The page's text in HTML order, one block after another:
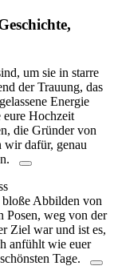
um sie in starre
der Trauung, das
Energie
eure Hochzeit
die Gründer von
wir dafür, genau
bloße Abbilden von
Posen, weg von der
Ziel war und ist es,
anfühlt wie euer
Tage.